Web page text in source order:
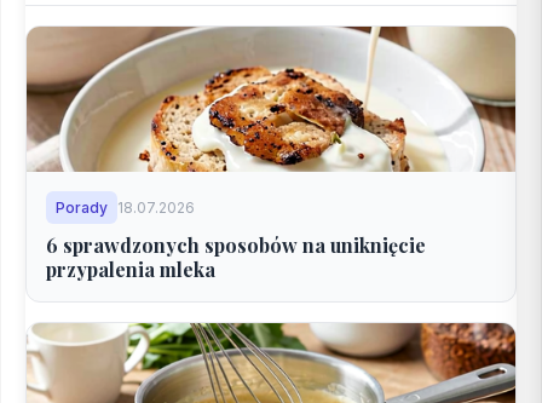
Porady 18.07.2026
6 sprawdzonych sposobów na uniknięcie
przypalenia mleka